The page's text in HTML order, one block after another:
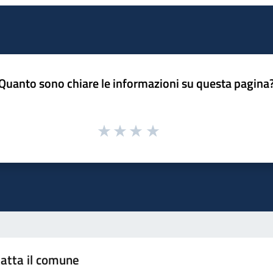
sono chiare le informazioni su questa
il comune